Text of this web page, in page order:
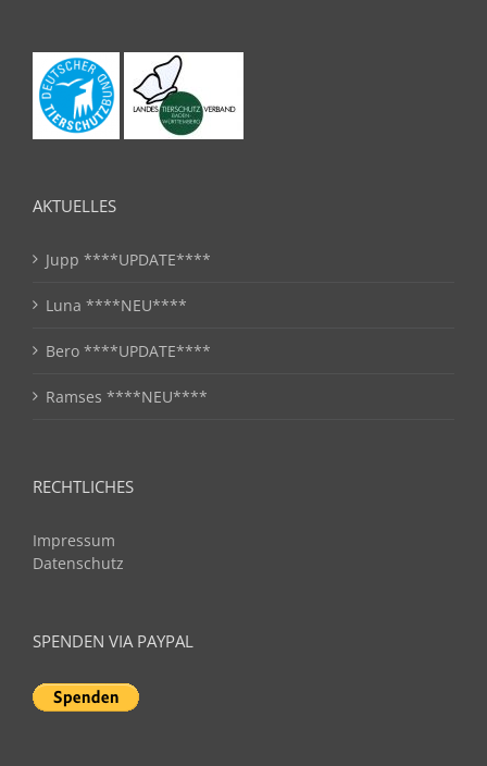
AKTUELLES
Jupp ****UPDATE****
Luna ****NEU****
Bero ****UPDATE****
Ramses ****NEU****
RECHTLICHES
Impressum
Datenschutz
SPENDEN VIA PAYPAL